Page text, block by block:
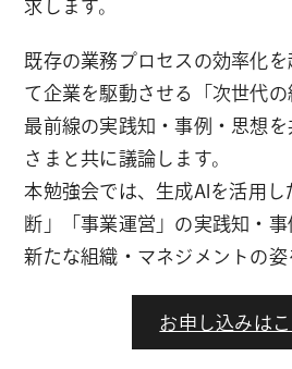
求します。
既存の業務プロセスの効率化を
て企業を駆動させる「次世代の
最前線の実践知・事例・思想
さまと共に議論します。
本勉強会では、生成AIを活用し
断」「事業運営」の実践知・事
新たな組織・マネジメントの姿
お申し込みは